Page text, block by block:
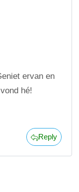
ervan en
hé!
Reply